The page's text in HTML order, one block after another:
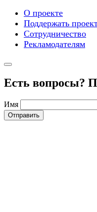
О проекте
Поддержать
Сотрудничество
Рекламодателям
Есть вопросы?
Имя